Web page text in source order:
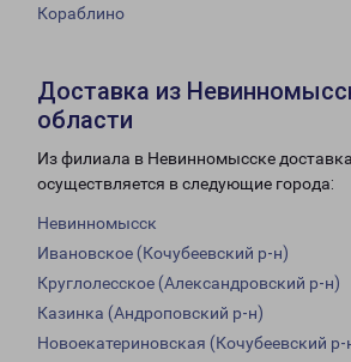
Кораблино
Доставка из
области
Из филиала в Невинномысске
осуществляется в следующие города:
Невинномысск
Ивановское (Кочубеевский р-н)
Круглолесское (Александровский р-н)
Казинка (Андроповский р-н)
Новоекатериновская (Кочубеевский р-